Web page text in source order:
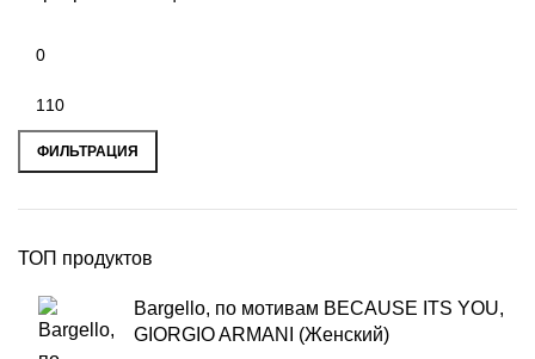
ФИЛЬТРАЦИЯ
ТОП продуктов
Bargello, по мотивам BECAUSE ITS YOU,
GIORGIO ARMANI (Женский)